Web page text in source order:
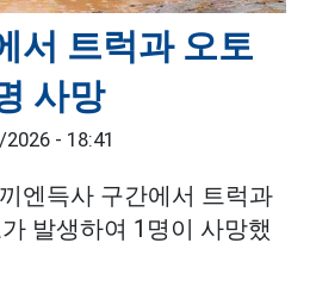
서 트럭과 오토
사망
- 18:41
엔득사 구간에서 트럭과
발생하여 1명이 사망했